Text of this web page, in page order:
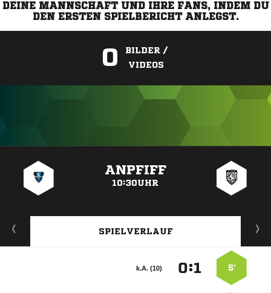
DEINE MANNSCHAFT UND IHRE FANS, INDEM DU
DEN ERSTEN SPIELBERICHT ANLEGST.
0
BILDER /
VIDEOS
ANPFIFF
10:30UHR
SPIELVERLAUF
5’
:
k.A. (10)